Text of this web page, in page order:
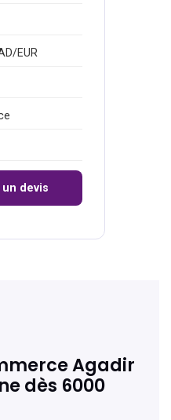
EUR
un devis
Agadir
dès 6000